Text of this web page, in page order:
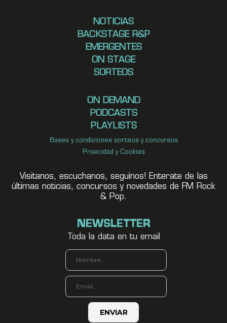
NOTICIAS
BACKSTAGE R&P
EMERGENTES
ON STAGE
SORTEOS
ON DEMAND
PODCASTS
PLAYLISTS
Bases y condiciones sorteos y concursos
Privacidad y Cookies
Visitanos, escuchanos, seguínos! Enterate de las
últimas noticias, concursos y novedades de FM Rock
& Pop.
NEWSLETTER
Toda la data en tu email